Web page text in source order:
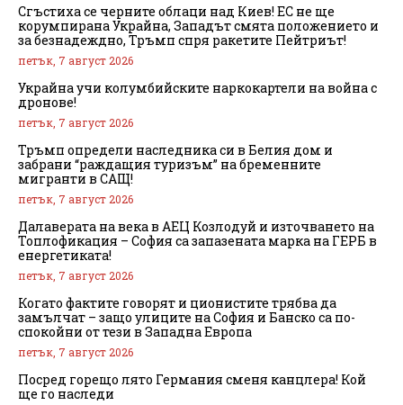
Сгъстиха се черните облаци над Киев! ЕС не ще
корумпирана Украйна, Западът смята положението и
за безнадеждно, Тръмп спря ракетите Пейтриът!
петък, 7 август 2026
Украйна учи колумбийските наркокартели на война с
дронове!
петък, 7 август 2026
Тръмп определи наследника си в Белия дом и
забрани “раждащия туризъм” на бременните
мигранти в САЩ!
петък, 7 август 2026
Далаверата на века в АЕЦ Козлодуй и източването на
Топлофикация – София са запазената марка на ГЕРБ в
енергетиката!
петък, 7 август 2026
Когато фактите говорят и ционистите трябва да
замълчат – защо улиците на София и Банско са по-
спокойни от тези в Западна Европа
петък, 7 август 2026
Посред горещо лято Германия сменя канцлера! Кой
ще го наследи